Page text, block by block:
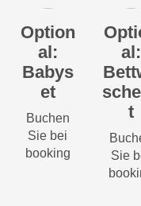
Option
al:
Babys
et
Buchen
Sie bei
booking
al:
t
Sie